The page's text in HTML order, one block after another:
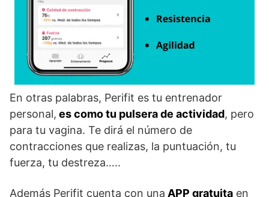
En otras palabras, Perifit es tu entrenador
personal, es como tu pulsera de actividad, pero
para tu vagina. Te dirá el número de
contracciones que realizas, la puntuación, tu
fuerza, tu destreza…..
Además Perifit cuenta con una APP gratuita en